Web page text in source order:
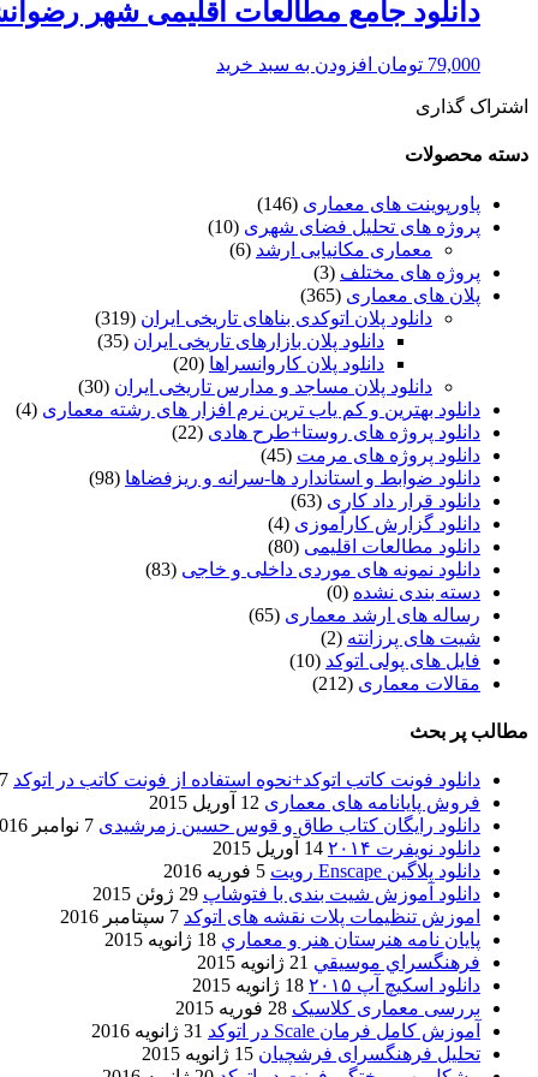
دانلود جامع مطالعات اقلیمی شهر رضوانشهر-
79,000 تومان افزودن به سبد خرید
اشتراک گذاری
دسته محصولات
پاورپوینت های معماری (146)
پروژه های تحلیل فضای شهری (10)
معماری مکانیابی ارشد (6)
پروژه های مختلف (3)
پلان های معماری (365)
دانلود پلان اتوکدی بناهای تاریخی ایران (319)
دانلود پلان بازارهای تاریخی ایران (35)
دانلود پلان کاروانسراها (20)
دانلود پلان مساجد و مدارس تاریخی ایران (30)
دانلود بهترین و کم یاب ترین نرم افزار های رشته معماری (4)
دانلود پروژه های روستا+طرح هادی (22)
دانلود پروژه های مرمت (45)
دانلود ضوابط و استاندارد ها-سرانه و ریزفضاها (98)
دانلود قرار داد کاری (63)
دانلود گزارش کارآموزی (4)
دانلود مطالعات اقلیمی (80)
دانلود نمونه های موردی داخلی و خاجی (83)
دسته بندی نشده (0)
رساله های ارشد معماری (65)
شیت های پرزانته (2)
فایل های پولی اتوکد (10)
مقالات معماری (212)
مطالب پر بحث
دانلود فونت کاتب اتوکد+نحوه استفاده از فونت کاتب در اتوکد 7 آگوست 2017
فروش پایانامه های معماری 12 آوریل 2015
دانلود رایگان کتاب طاق و قوس حسین زمرشیدی 7 نوامبر 2016
دانلود نویفرت ۲۰۱۴
14 آوریل 2015
دانلود پلاگین Enscape رویت
5 فوریه 2016
دانلود آموزش شیت بندی با فتوشاپ 29 ژوئن 2015
اموزش تنظیمات پلات نقشه های اتوکد 7 سپتامبر 2016
پایان نامه هنرستان هنر و معماري 18 ژانویه 2015
فرهنگسراي موسيقي 21 ژانویه 2015
دانلود اسکیچ آپ ۲۰۱۵
18 ژانویه 2015
بررسی معماری کلاسیک 28 فوریه 2015
آموزش کامل فرمان Scale در اتوکد
31 ژانویه 2016
تحلیل فرهنگسرای فرشچیان 15 ژانویه 2015